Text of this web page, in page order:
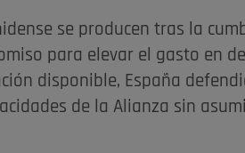
se producen tras la
para elevar el gasto en
disponible, España
de la Alianza sin